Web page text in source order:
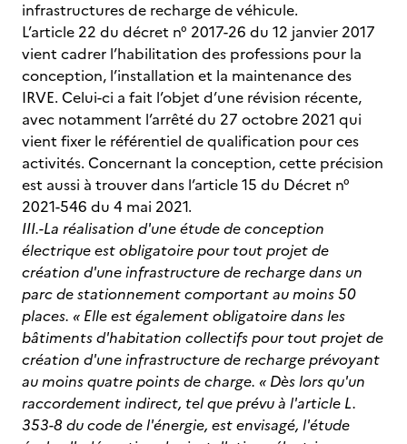
infrastructures de recharge de véhicule.
L’article 22 du décret n° 2017-26 du 12 janvier 2017
vient cadrer l’habilitation des professions pour la
conception, l’installation et la maintenance des
IRVE. Celui-ci a fait l’objet d’une révision récente,
avec notamment l’arrêté du 27 octobre 2021 qui
vient fixer le référentiel de qualification pour ces
activités. Concernant la conception, cette précision
est aussi à trouver dans l’article 15 du Décret n°
2021-546 du 4 mai 2021.
III.-La réalisation d'une étude de conception
électrique est obligatoire pour tout projet de
création d'une infrastructure de recharge dans un
parc de stationnement comportant au moins 50
places. « Elle est également obligatoire dans les
bâtiments d'habitation collectifs pour tout projet de
création d'une infrastructure de recharge prévoyant
au moins quatre points de charge. « Dès lors qu'un
raccordement indirect, tel que prévu à l'article L.
353-8 du code de l'énergie, est envisagé, l'étude